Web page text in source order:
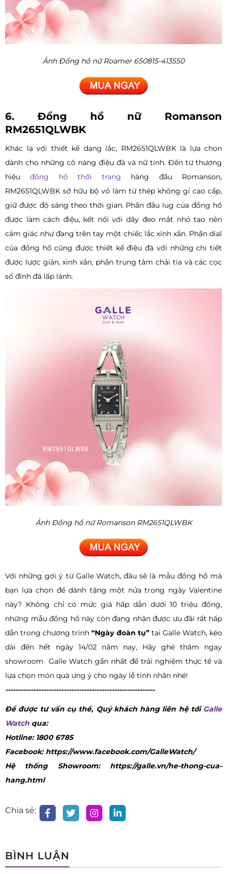
Ảnh Đồng hồ nữ Roamer 650815-413550
6. Đồng hồ nữ Romanson
RM2651QLWBK
Khác lạ với thiết kế dạng lắc, RM2651QLWBK là lựa chọn
dành cho những cô nàng điệu đà và nữ tính. Đến từ thương
hiệuđồng hồ thời trang hàng đầu Romanson,
RM2651QLWBK sở hữu bộ vỏ làm từ thép không gỉ cao cấp,
giữ được độ sáng theo thời gian. Phần đầu lug của đồng hồ
được làm cách điệu, kết nối với dây đeo mắt nhỏ tạo nên
cảm giác như đang trên tay một chiếc lắc xinh xắn. Phần dial
của đồng hồ cũng được thiết kế điệu đà với những chi tiết
được lược giản, xinh xắn, phần trung tâm chải tia và các cọc
số đính đá lấp lánh.
Ảnh Đồng hồ nữ Romanson RM2651QLWBK
Với những gợi ý từ Galle Watch, đâu sẽ là mẫu đồng hồ mà
bạn lựa chọn để dành tặng một nửa trong ngày Valentine
này? Không chỉ có mức giá hấp dẫn dưới 10 triệu đồng,
những mẫu đồng hồ này còn đang nhận được ưu đãi rất hấp
dẫn trong chương trình“Ngày đoàn tụ”tại Galle Watch, kéo
dài đến hết ngày 14/02 năm nay, Hãy ghé thăm ngay
showroom Galle Watch gần nhất để trải nghiệm thực tế và
lựa chọn món quà ưng ý cho ngày lễ tình nhân nhé!
-----------------------------------------------------------
Để được tư vấn cụ thể, Quý khách hàng liên hệ tới Galle
Watch qua:
Hotline: 1800 6785
Facebook: https://www.facebook.com/GalleWatch/
Hệ thống Showroom: https://galle.vn/he-thong-cua-
hang.html
Chia sẻ:
BÌNH LUẬN